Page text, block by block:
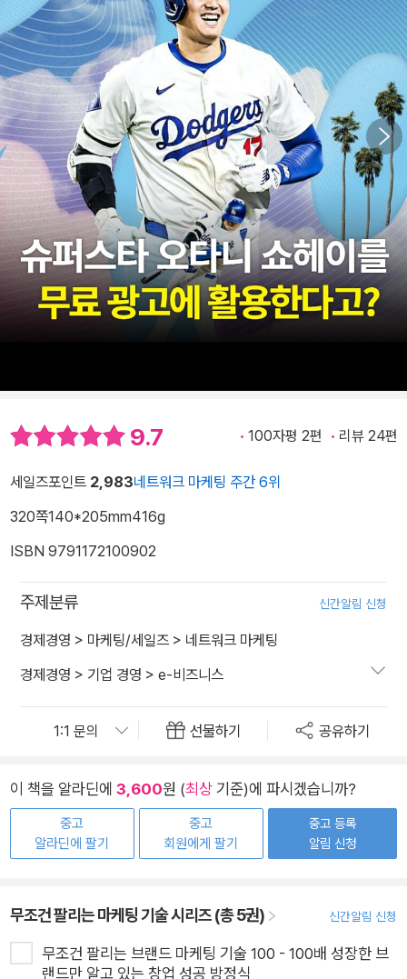
9.7 100자평 2편 리뷰 24편
세일즈포인트 2,983네트워크 마케팅 주간 6위
320쪽140*205mm416g
ISBN 9791172100902
주제분류 신간알림 신청
경제경영 > 마케팅/세일즈 > 네트워크 마케팅
경제경영 > 기업 경영 > e-비즈니스
선물하기 공유하기
이 책을 알라딘에 3,600원 (최상 기준)에 파시겠습니까?
중고
알라딘에 팔기
중고
회원에게 팔기
중고 등록
알림 신청
무조건 팔리는 마케팅 기술 시리즈 (총 5권) 신간알림 신청
무조건 팔리는 브랜드 마케팅 기술 100 - 100배 성장한 브
랜드만 알고 있는 창업 성공 방정식